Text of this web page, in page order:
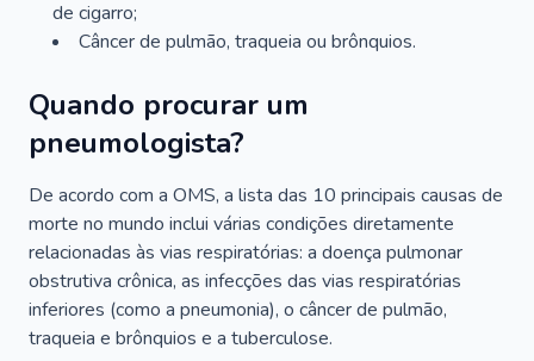
de cigarro;
Câncer de pulmão, traqueia ou brônquios.
Quando procurar um
pneumologista?
De acordo com a OMS, a lista das 10 principais causas de
morte no mundo inclui várias condições diretamente
relacionadas às vias respiratórias: a doença pulmonar
obstrutiva crônica, as infecções das vias respiratórias
inferiores (como a pneumonia), o câncer de pulmão,
traqueia e brônquios e a tuberculose.